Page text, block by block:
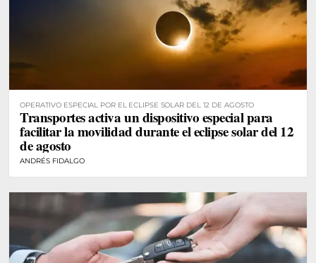
OPERATIVO ESPECIAL POR EL ECLIPSE SOLAR DEL 12 DE AGOSTO
Transportes activa un dispositivo especial para
facilitar la movilidad durante el eclipse solar del 12
de agosto
ANDRÉS FIDALGO